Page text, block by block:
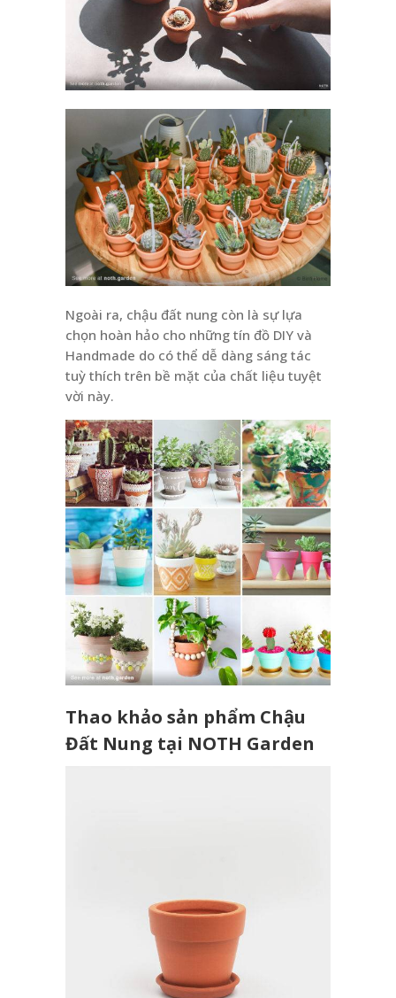
Ngoài ra, chậu đất nung còn là sự lựa
chọn hoàn hảo cho những tín đồ DIY và
Handmade do có thể dễ dàng sáng tác
tuỳ thích trên bề mặt của chất liệu tuyệt
vời này.
Thao khảo sản phẩm Chậu
Đất Nung tại NOTH Garden